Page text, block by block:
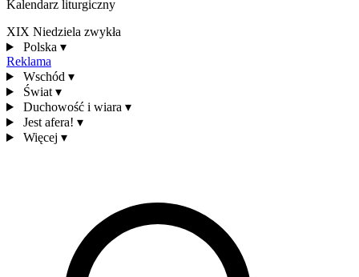
Kalendarz liturgiczny
XIX Niedziela zwykła
Polska ▾
Reklama
Wschód ▾
Świat ▾
Duchowość i wiara ▾
Jest afera! ▾
Więcej ▾